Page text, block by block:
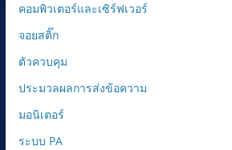
คอมพิวเตอร์และเซิร์ฟเวอร์
จอยสติ๊ก
ตัวควบคุม
ประมวลผลการส่งข้อความ
มอนิเตอร์
ระบบ PA